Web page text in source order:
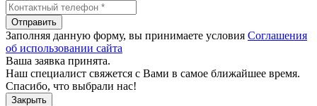
Отправить
Заполняя данную форму, вы принимаете условия Соглашения
об использовании сайта
Ваша заявка принята.
Наш специалист свяжется с Вами в самое ближайшее время.
Спасибо, что выбрали нас!
Закрыть